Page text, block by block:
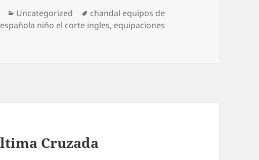
Categorías
Uncategorized Etiquetas
chandal equipos de
niño el corte ingles, equipaciones
Cruzada